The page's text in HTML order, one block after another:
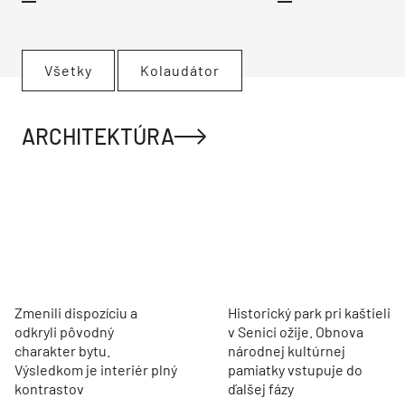
Všetky Kolaudátor
ARCHITEKTÚRA
Zmenili dispozíciu a
odkryli pôvodný
charakter bytu.
Výsledkom je interiér plný
kontrastov
Historický park pri kaštieli
v Senici ožije. Obnova
národnej kultúrnej
pamiatky vstupuje do
ďalšej fázy